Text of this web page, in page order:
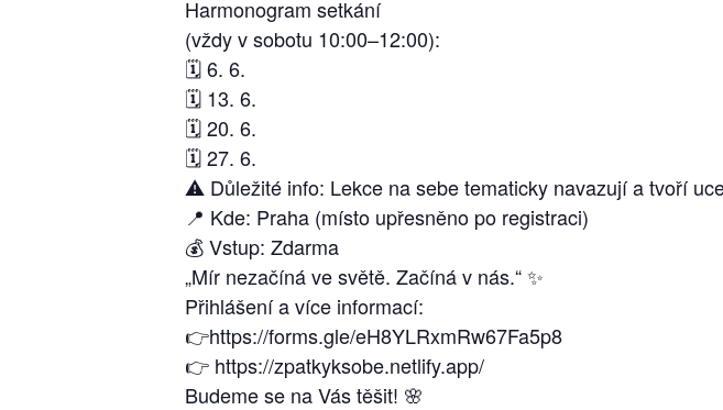
Harmonogram setkání
(vždy v sobotu 10:00–12:00):
🗓️ 6. 6.
🗓️ 13. 6.
🗓️ 20. 6.
🗓️ 27. 6.
⚠️ Důležité info: Lekce na sebe tematicky navazují a tvoří
📍 Kde: Praha (místo upřesněno po registraci)
💰 Vstup: Zdarma
„Mír nezačíná ve světě. Začíná v nás.“ ✨
Přihlášení a více informací:
👉https://forms.gle/eH8YLRxmRw67Fa5p8
👉 https://zpatkyksobe.netlify.app/
Budeme se na Vás těšit! 🌸